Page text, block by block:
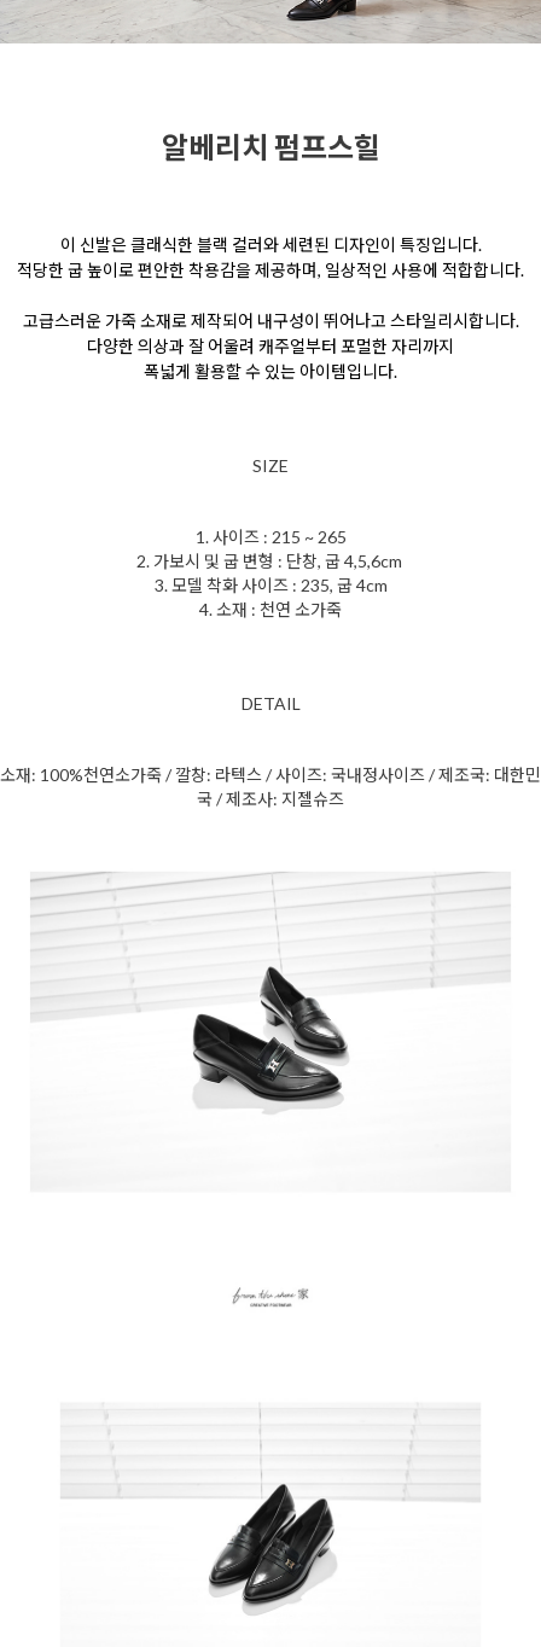
알베리치 펌프스힐
이 신발은 클래식한 블랙 컬러와 세련된 디자인이 특징입니다.
적당한 굽 높이로 편안한 착용감을 제공하며, 일상적인 사용에 적합합니다.
고급스러운 가죽 소재로 제작되어 내구성이 뛰어나고 스타일리시합니다.
다양한 의상과 잘 어울려 캐주얼부터 포멀한 자리까지
폭넓게 활용할 수 있는 아이템입니다.
SIZE
1. 사이즈 : 215 ~ 265
2. 가보시 및 굽 변형 : 단창, 굽 4,5,6cm
3. 모델 착화 사이즈 : 235, 굽 4cm
4. 소재 : 천연 소가죽
DETAIL
소재: 100%천연소가죽 / 깔창: 라텍스 / 사이즈: 국내정사이즈 / 제조국: 대한민
국 / 제조사: 지젤슈즈